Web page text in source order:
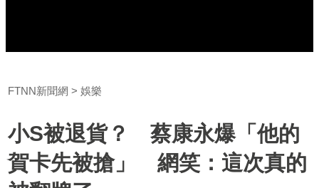
FTNN新聞網 娛樂
小S被退貨？ 蔡康永爆「他的
賀卡先被搶」 網笑：這次真的